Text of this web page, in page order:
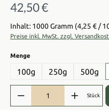
Regulärer Preis:
42,50 €
Inhalt: 1000 Gramm (4,25 € /
Preise inkl. MwSt. zzgl.
Mengeauswählen
100g 250g 500g
Produkt Anzahl: Gib den
Stück